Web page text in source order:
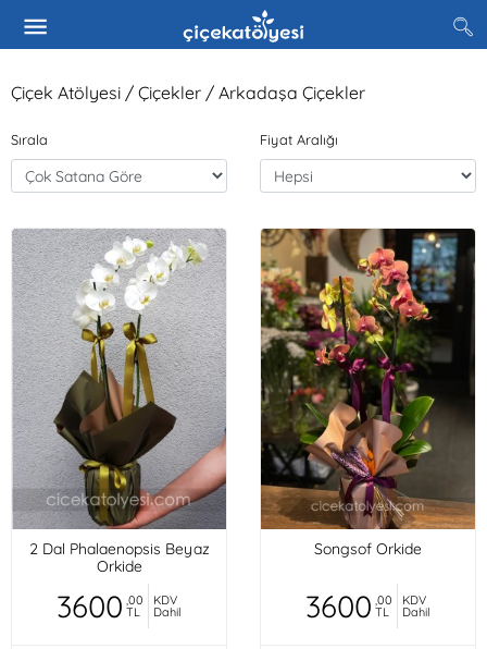
Çiçek Atölyesi / Çiçekler / Arkadaşa Çiçekler
Sırala Fiyat Aralığı
2 Dal Phalaenopsis Beyaz
Orkide
3600 ,00
TL
KDV
Dahil
Songsof Orkide
3600 ,00
TL
KDV
Dahil